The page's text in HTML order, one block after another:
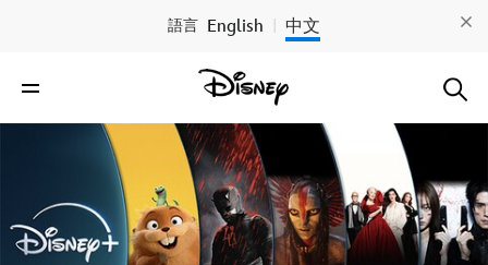
語言 English 中文